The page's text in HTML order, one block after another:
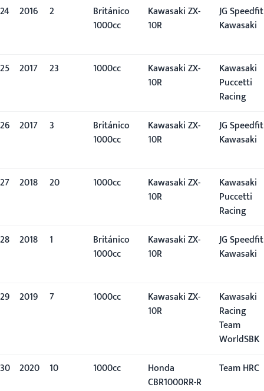
24 2016 2º
Británico
1000cc
Kawasaki ZX-
10R
JG Speedfit
Kawasaki
25 2017 23º 1000cc
Kawasaki ZX-
10R
Kawasaki
Puccetti
Racing
26
2017 3º
Británico
1000cc
Kawasaki ZX-
10R
JG Speedfit
Kawasaki
27 2018 20º 1000cc
Kawasaki ZX-
10R
Kawasaki
Puccetti
Racing
28
2018 1º
Británico
1000cc
Kawasaki ZX-
10R
JG Speedfit
Kawasaki
29 2019 7º 1000cc
Kawasaki ZX-
10R
Kawasaki
Racing
Team
WorldSBK
30 2020 10º 1000cc
Honda
CBR1000RR-R
Team HRC